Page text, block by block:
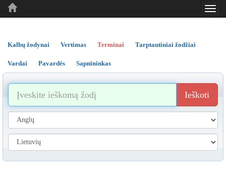
..
..
Kalbų žodynai Vertimas Terminai Tarptautiniai žodžiai
Vardai Pavardės Sapnininkas
Ieškoti